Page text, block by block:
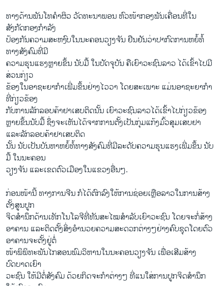
ທາງດ້ານພັນໂທຄຳຜິວ ວັດທະນາພອນ ຫົວໜ້າກອງພັນເຄື່ອນທີ່ໃນ
ສັງກັດກອງກຳລັງ
ປ້ອງກັນຄວາມສະຫງົບໃນນະຄອນວຽງຈັນ ຢືນຢັນວ່າປາກົດການຫຍໍ້ທໍ້
ທາງສັງຄົມທີ່ມີ
ຄວາມຮຸນແຮງຫຼາຍຂຶ້ນ ນັບມື້ ໃນປັດຈຸບັນ ຄືເຍົາວະຊົນລາວ ໄດ້ເຂົ້າໄປມີ
ສ່ວນກ່ຽວ
ຂ້ອງໃນອາຊະຍາກຳເພີ່ມຂຶ້ນຢ່າງໄວວາ ໂດຍສະເພາະ ແມ່ນອາຊະຍາກຳ
ທີ່ກ່ຽວຂ້ອງ
ກັບການລັກລອບຄ້າຢາເສບຕິດນັ້ນ ເຍົາວະຊົນລາວໄດ້ເຂົ້າໄປກ່ຽວຂ້ອງ
ຫຼາຍຂຶ້ນນັບມື້ ຊຶ່ງຈະເຫັນໄດ້ຈາກການຕັ້ງເປັນກຸ່ມ​ແກ້ງມົ້ວສຸມເສບຢາ
ແລະລັກລອບຄ້າຢາເສບຕິດ
ນັ້ນ ນັບເປັນບັນຫາຫຍໍ້ທໍ້ທາງສັງຄົມທີ່ມີລະດັບຄວາມຮຸນແຮງເພີ່ມຂຶ້ນ ນັບ
ມື້ ໃນນະຄອນ
ວຽງຈັນ ແລະເຂດຕົວເມືອງໃນແຂວງອື່ນໆ.
ກ່ອນໜ້ານີ້ ທາງການຈີນ ກໍໄດ້ຕົກລົງໃຫ້ການຊ່ອຍເຫຼືອລາວໃນການສ້າງ
ຕັ້ງສູນປູກ
ຈິດສຳນຶກດ້ານເທັກໂນໂລຈີທີ່ທັນສະໄໝສຳລັບເຍົາວະຊົນ ໂດຍຈະກໍ່ສ້າງ
ອາຄານ ແລະຕິດຕັ້ງສິ່ງອຳນວຍຄວາມສະດວກຕ່າງໆຢ່າງຄົບຊຸດໂດຍຕົວ
ອາຄານຈະຕັ້ງຢູ່ຕໍ່
ໜ້າພິພິທະພັນໄກສອນພົມວິຫານໃນນະຄອນວຽງຈັນ ເພື່ອເສີມສ້າງ
ບົດບາດເຍົາ
ວະຊົນ ໃຫ້ມີຕໍ່ສັງຄົມ ດ້ວຍກິດຈະກຳຕ່າງໆ ທີ່ແນໃສ່ການປູກຈິດສຳນຶກ